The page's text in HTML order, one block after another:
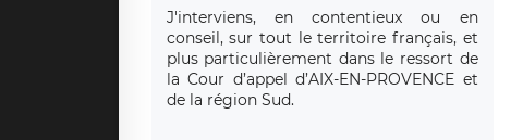
J'interviens, en contentieux ou en
conseil, sur tout le territoire français, et
plus particulièrement dans le ressort de
la Cour d’appel d’AIX-EN-PROVENCE et
de la région Sud.